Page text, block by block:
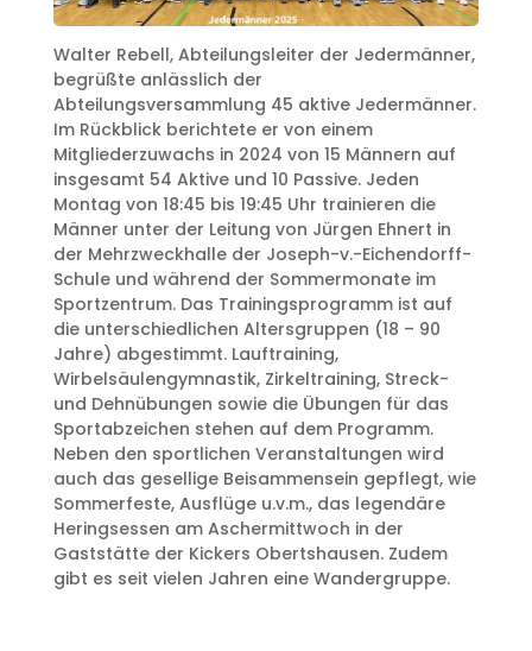
Walter Rebell, Abteilungsleiter der Jedermänner,
begrüßte anlässlich der
Abteilungsversammlung 45 aktive Jedermänner.
Im Rückblick berichtete er von einem
Mitgliederzuwachs in 2024 von 15 Männern auf
insgesamt 54 Aktive und 10 Passive. Jeden
Montag von 18:45 bis 19:45 Uhr trainieren die
Männer unter der Leitung von Jürgen Ehnert in
der Mehrzweckhalle der Joseph-v.-Eichendorff-
Schule und während der Sommermonate im
Sportzentrum. Das Trainingsprogramm ist auf
die unterschiedlichen Altersgruppen (18 – 90
Jahre) abgestimmt. Lauftraining,
Wirbelsäulengymnastik, Zirkeltraining, Streck-
und Dehnübungen sowie die Übungen für das
Sportabzeichen stehen auf dem Programm.
Neben den sportlichen Veranstaltungen wird
auch das gesellige Beisammensein gepflegt, wie
Sommerfeste, Ausflüge u.v.m., das legendäre
Heringsessen am Aschermittwoch in der
Gaststätte der Kickers Obertshausen. Zudem
gibt es seit vielen Jahren eine Wandergruppe.